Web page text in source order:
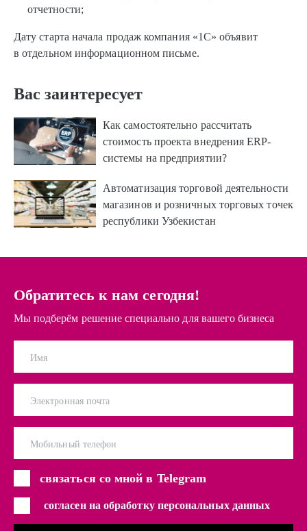
отчетности;
Дату старта начала продаж компания «1С» объявит
в отдельном информационном письме.
Вас заинтересует
Как самостоятельно рассчитать
стоимость проекта внедрения ERP-
системы на предприятии?
Автоматизация торговой деятельности
магазинов и розничных торговых точек
республики Узбекистан
Обратитесь к нам сегодня!
Мы подберём решение специально для вашего бизнеса
Имя
Электронная почта
Мобильный телефон
связаться со мной в Telegram
согласен на обработку персональных данных